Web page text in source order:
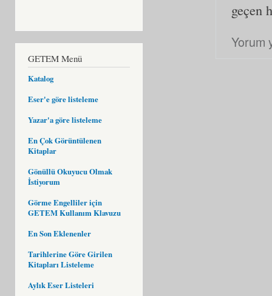
GETEM Menü
Katalog
Eser'e göre listeleme
Yazar'a göre listeleme
En Çok Görüntülenen
Kitaplar
Gönüllü Okuyucu Olmak
İstiyorum
Görme Engelliler için
GETEM Kullanım Klavuzu
En Son Eklenenler
Tarihlerine Göre Girilen
Kitapları Listeleme
Aylık Eser Listeleri
geçen
Yorum